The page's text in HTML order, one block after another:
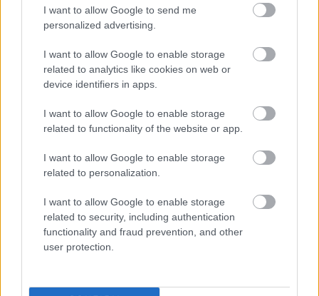
I want to allow Google to send me
personalized advertising.
I want to allow Google to enable storage
related to analytics like cookies on web or
device identifiers in apps.
I want to allow Google to enable storage
related to functionality of the website or app.
I want to allow Google to enable storage
related to personalization.
I want to allow Google to enable storage
related to security, including authentication
functionality and fraud prevention, and other
user protection.
að þetta náttúrulega efnasamband minnki á
áhrifaríkan hátt vöðvaverki og lágmarki oxunarálag
fyrir þeirri áskorun að batatími sé langur, sem MSM
getur hjálpað til við að draga úr.
fyrir íþróttamenn stuðli að hraðari bata með því að
vinna gegn bólgu og styðja við vöðvaviðgerð.
Bólgueyðandi eiginleikar MSM gegna lykilhlutverki
í að draga úr óþægindum og stuðla að almennri
vellíðan. Þetta gerir íþróttamönnum kleift að ná
hámarksárangri hraðar.
Nokkrir athyglisverðir kostir sem tengjast MSM og
líkamlegri frammistöðu eru meðal annars: